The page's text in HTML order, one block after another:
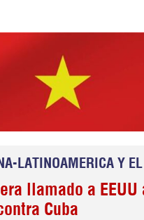
LATINOAMERICA Y
llamado a EEUU
Cuba